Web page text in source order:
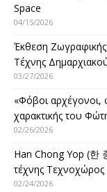
Space
04/15/2026
Έκθεση
Τέχνης
03/27/2026
«Φόβοι αρχέγονοι,
χαρακτικής του
02/26/2026
Han Chong Yop (한
τέχνης Τεχνοχώρος
02/24/2026